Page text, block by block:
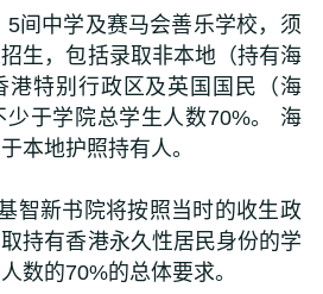
5间中学及赛马会善乐学校，须
生，包括录取非本地（持有海
港特别行政区及英国国民（海
于学院总学生人数70%。 海
本地护照持有人。
智新书院将按照当时的收生政
持有香港永久性居民身份的学
数的70%的总体要求。